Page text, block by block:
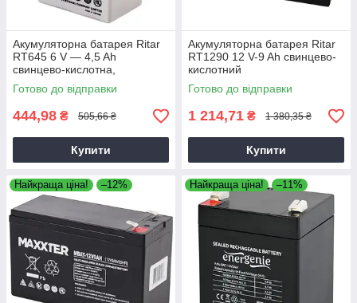
Акумуляторна батарея Ritar
RT645 6 V — 4,5 Ah
свинцево-кислотна,
Свинцево-кислотний
акумулятор
Готово до відправки
444,98 ₴ 505,66 ₴
Купити
Акумуляторна батарея Ritar
RT1290 12 V-9 Ah свинцево-
кислотний
Готово до відправки
1 214,71 ₴ 1 380,35 ₴
Купити
Найкраща ціна! –12% Найкраща ціна! –11%